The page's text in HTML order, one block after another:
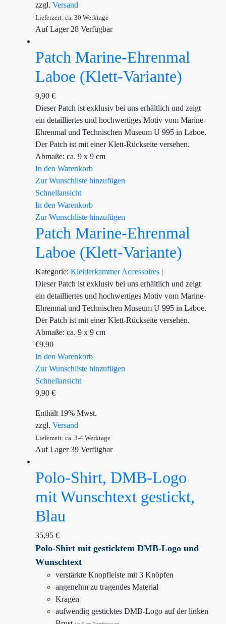
zzgl. Versand
Lieferzeit: ca. 30 Werktage
Auf Lager28 Verfügbar
Patch Marine-Ehrenmal
Laboe (Klett-Variante)
9,90 €
Dieser Patch ist exklusiv bei uns erhältlich und zeigt
ein detailliertes und hochwertiges Motiv vom Marine-
Ehrenmal und Technischen Museum U 995 in Laboe.
Der Patch ist mit einer Klett-Rückseite versehen.
Abmaße: ca. 9 x 9 cm
In den Warenkorb
Zur Wunschliste hinzufügen
Schnellansicht
In den Warenkorb
Zur Wunschliste hinzufügen
Patch Marine-Ehrenmal
Laboe (Klett-Variante)
Kategorie: KleiderkammerAccessoires |
Dieser Patch ist exklusiv bei uns erhältlich und zeigt
ein detailliertes und hochwertiges Motiv vom Marine-
Ehrenmal und Technischen Museum U 995 in Laboe.
Der Patch ist mit einer Klett-Rückseite versehen.
Abmaße: ca. 9 x 9 cm
€9.90
In den Warenkorb
Zur Wunschliste hinzufügen
Schnellansicht
9,90 €
Enthält 19% Mwst.
zzgl. Versand
Lieferzeit: ca. 3-4 Werktage
Auf Lager39 Verfügbar
Polo-Shirt, DMB-Logo
mit Wunschtext gestickt,
Blau
35,95 €
Polo-Shirt mit gesticktem DMB-Logo und
Wunschtext
verstärkte Knopfleiste mit 3 Knöpfen
angenehm zu tragendes Material
Kragen
aufwendig gesticktes DMB-Logo auf der linken